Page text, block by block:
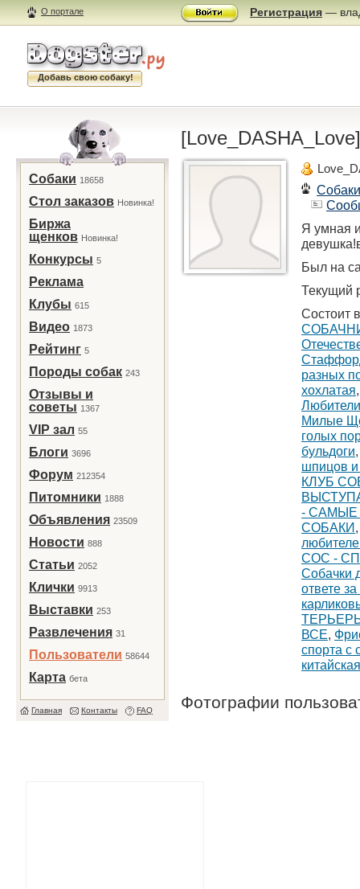
О портале Регистрация —
Добавь свою собаку!
Собаки 18658
Стол заказов Новинка!
Биржа
щенков Новинка!
Конкурсы 5
Реклама
Клубы 615
Видео 1873
Рейтинг 5
Породы собак 243
Отзывы и
советы 1367
VIP зал 55
Блоги 3696
Форум 212354
Питомники 1888
Объявления 23509
Новости 888
Статьи 2052
Клички 9913
Выставки 253
Развлечения 31
Пользователи 58644
Карта бета
Главная Контакты FAQ
[Love_DASHA_Love]
Собаки
Я умная
Был на
Текущий
Состоит
разных
хохлатая
Милые
голых
бульдоги
шпицов
КЛУБ
-
СОБАКИ
СОС -
Собачки
ответе
ВСЕ,
спорта с
Фотографии